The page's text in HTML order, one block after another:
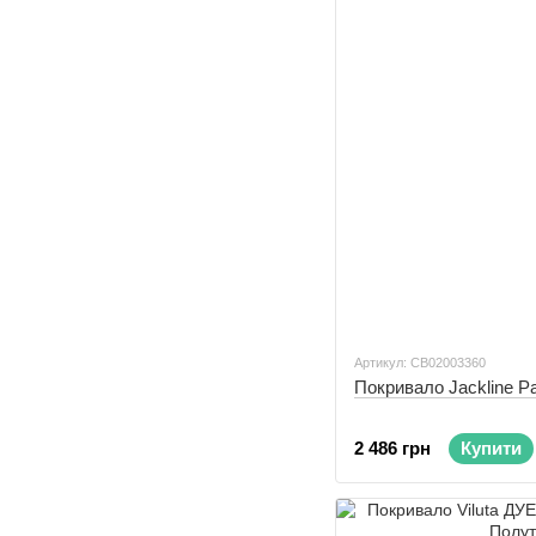
Артикул: CB02003360
Покривало Jackline
2 486 грн Купити